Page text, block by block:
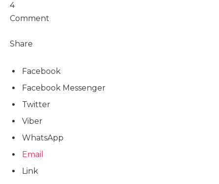
4
Comment
Share
Facebook
Facebook Messenger
Twitter
Viber
WhatsApp
Email
Link